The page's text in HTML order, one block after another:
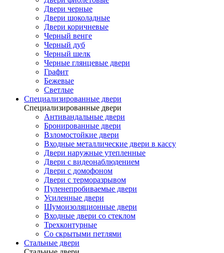
Двери черные
Двери шоколадные
Двери коричневые
Черный венге
Черный дуб
Черный шелк
Черные глянцевые двери
Графит
Бежевые
Светлые
Специализированные двери
Специализированные двери
Антивандальные двери
Бронированные двери
Взломостойкие двери
Входные металлические двери в кассу
Двери наружные утепленные
Двери с видеонаблюдением
Двери с домофоном
Двери с терморазрывом
Пуленепробиваемые двери
Усиленные двери
Шумоизоляционные двери
Входные двери со стеклом
Трехконтурные
Со скрытыми петлями
Стальные двери